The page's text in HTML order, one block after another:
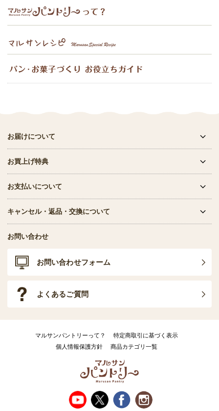
お届けについて
お買上げ特典
お支払いについて
キャンセル・返品・交換について
お問い合わせ
お問い合わせフォーム
よくあるご質問
マルサンパントリーって？
特定商取引に基づく表示
個人情報保護方針
商品カテゴリ一覧